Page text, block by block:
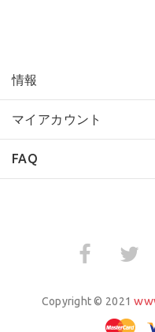
情報
マイアカウント
FAQ
Copyright © 2021